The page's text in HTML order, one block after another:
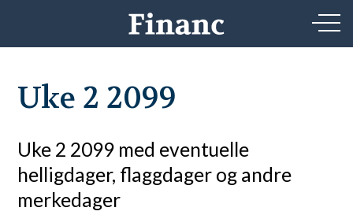
Uke 2 2099
Uke 2 2099 med eventuelle
helligdager, flaggdager og andre
merkedager